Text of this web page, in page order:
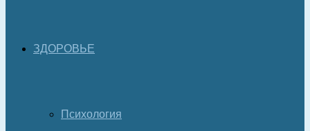
ЗДОРОВЬЕ
Психология